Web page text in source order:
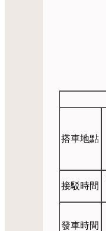
搭車地點
接駁時間
發車時間